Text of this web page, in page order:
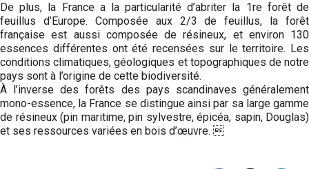
De plus, la France a la particularité d’abriter la 1re forêt de
feuillus d’Europe. Composée aux 2/3 de feuillus, la forêt
française est aussi composée de résineux, et environ 130
essences différentes ont été recensées sur le territoire. Les
conditions climatiques, géologiques et topographiques de notre
pays sont à l’origine de cette biodiversité.
À l’inverse des forêts des pays scandinaves généralement
mono-essence, la France se distingue ainsi par sa large gamme
de résineux (pin maritime, pin sylvestre, épicéa, sapin, Douglas)
et ses ressources variées en bois d’œuvre. 